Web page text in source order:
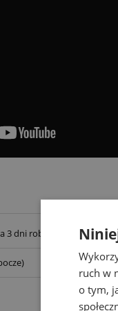
dni robocze)
ruch w
o tym,